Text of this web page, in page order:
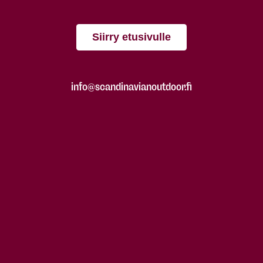
Siirry etusivulle
info@scandinavianoutdoor.fi